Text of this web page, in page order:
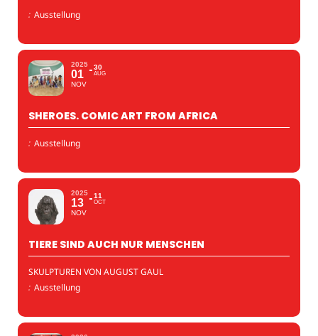
: Ausstellung
2025
01
NOV
30
AUG
SHEROES. COMIC ART FROM AFRICA
: Ausstellung
2025
13
NOV
11
OCT
TIERE SIND AUCH NUR MENSCHEN
SKULPTUREN VON AUGUST GAUL
: Ausstellung